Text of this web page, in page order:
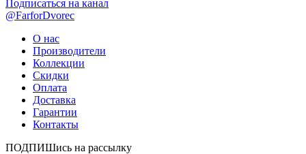
Подписаться на канал
@FarforDvorec
О нас
Производители
Коллекции
Скидки
Оплата
Доставка
Гарантии
Контакты
ПОДПИШись на рассылку